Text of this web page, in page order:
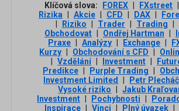
Klíčová slova: FOREX FXstreet
Rizika
Akcie CFD DAX
Riziko Trader Trading
Obchodovat
Ondřej Hartman
Praxe
Analýzy Exchange
Kurzy
Obchodování s CFD
Vzdělání Investment
Predikce
Purple Trading
Investment Limited
Petr Plecháč
Vysoké riziko
Jakub
Investment
Pochybnosti
Inspirace
Vinci Plný úvazek